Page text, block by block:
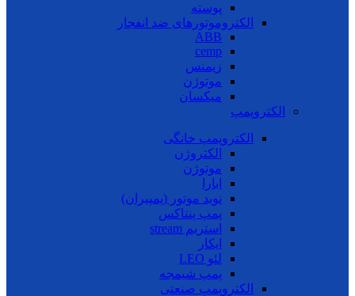
پوسته
الکتروموتورهای ضد انفجار
ABB
cemp
زیمنس
موتوژن
میکسان
الکتروپمپ
الکتروپمپ خانگی
الکتروژن
موتوژن
ابارا
نوید موتور (پمپیران)
پمپ پنتاکس
استریم stream
ایکار
لئو LEO
پمپ شیمجه
الکتروپمپ صنعتی